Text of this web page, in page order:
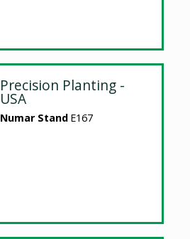
Precision Planting -
USA
Numar Stand E167